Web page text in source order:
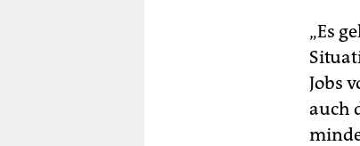
„Es
Jobs
auch